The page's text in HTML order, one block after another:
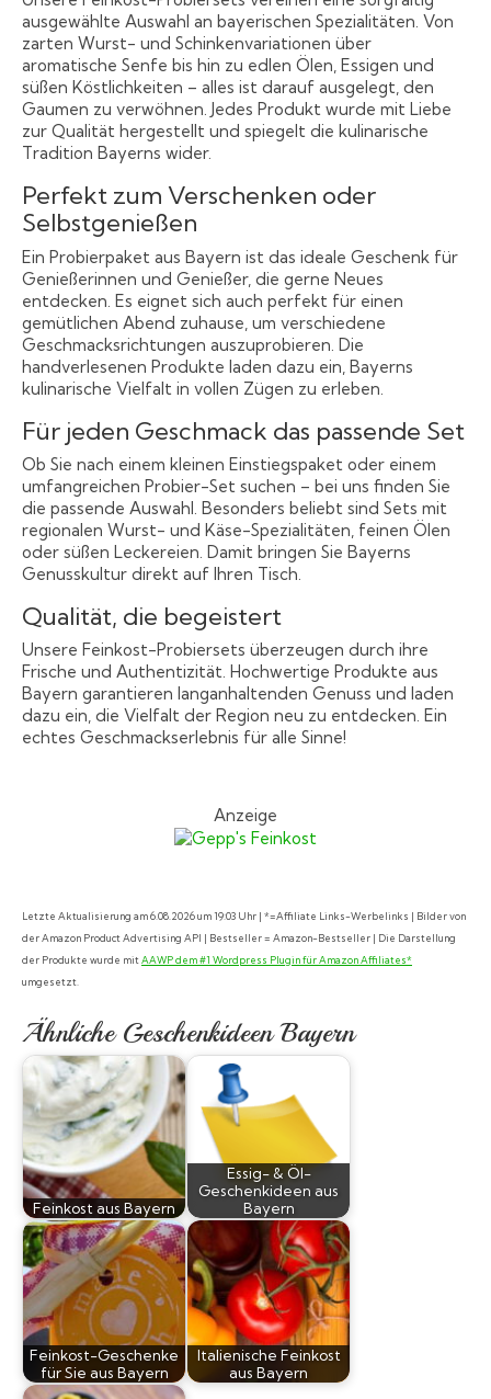
ausgewählte Auswahl an bayerischen Spezialitäten. Von
zarten Wurst- und Schinkenvariationen über
aromatische Senfe bis hin zu edlen Ölen, Essigen und
süßen Köstlichkeiten – alles ist darauf ausgelegt, den
Gaumen zu verwöhnen. Jedes Produkt wurde mit Liebe
zur Qualität hergestellt und spiegelt die kulinarische
Tradition Bayerns wider.
Perfekt zum Verschenken oder
Selbstgenießen
Ein Probierpaket aus Bayern ist das ideale Geschenk für
Genießerinnen und Genießer, die gerne Neues
entdecken. Es eignet sich auch perfekt für einen
gemütlichen Abend zuhause, um verschiedene
Geschmacksrichtungen auszuprobieren. Die
handverlesenen Produkte laden dazu ein, Bayerns
kulinarische Vielfalt in vollen Zügen zu erleben.
Für jeden Geschmack das passende Set
Ob Sie nach einem kleinen Einstiegspaket oder einem
umfangreichen Probier-Set suchen – bei uns finden Sie
die passende Auswahl. Besonders beliebt sind Sets mit
regionalen Wurst- und Käse-Spezialitäten, feinen Ölen
oder süßen Leckereien. Damit bringen Sie Bayerns
Genusskultur direkt auf Ihren Tisch.
Qualität, die begeistert
Unsere Feinkost-Probiersets überzeugen durch ihre
Frische und Authentizität. Hochwertige Produkte aus
Bayern garantieren langanhaltenden Genuss und laden
dazu ein, die Vielfalt der Region neu zu entdecken. Ein
echtes Geschmackserlebnis für alle Sinne!
Anzeige
Letzte Aktualisierung am 6.08.2026 um 19:03 Uhr | *=Affiliate Links-Werbelinks | Bilder von
der Amazon Product Advertising API | Bestseller = Amazon-Bestseller | Die Darstellung
der Produkte wurde mitAAWP dem #1 Wordpress Plugin für Amazon Affiliates*
umgesetzt.
Ähnliche Geschenkideen Bayern
Feinkost aus Bayern
Essig- & Öl-
Geschenkideen aus
Bayern
Feinkost-Geschenke
für Sie aus Bayern
Italienische Feinkost
aus Bayern